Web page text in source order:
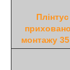
Плінтус
монтажу